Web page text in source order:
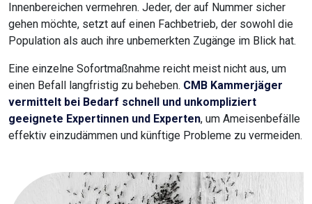
Innenbereichen vermehren. Jeder, der auf Nummer sicher
gehen möchte, setzt auf einen Fachbetrieb, der sowohl die
Population als auch ihre unbemerkten Zugänge im Blick hat.
Eine einzelne Sofortmaßnahme reicht meist nicht aus, um
einen Befall langfristig zu beheben. CMB Kammerjäger
vermittelt bei Bedarf schnell und unkompliziert
geeignete Expertinnen und Experten, um Ameisenbefälle
effektiv einzudämmen und künftige Probleme zu vermeiden.